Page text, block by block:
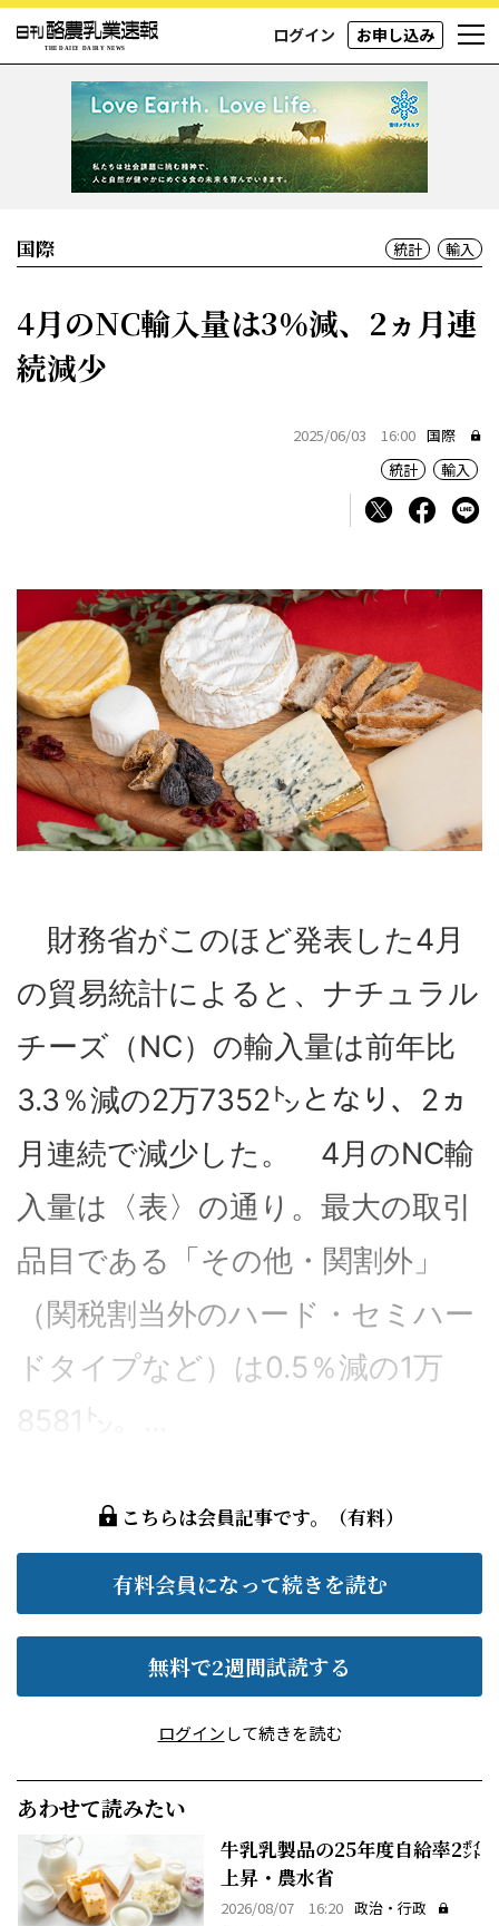
ログイン お申し込み
国際 統計 輸入
4月のNC輸入量は3％減、2ヵ月連
続減少
2025/06/03 16:00 国際
統計
輸入
財務省がこのほど発表した4月
の貿易統計によると、ナチュラル
チーズ（NC）の輸入量は前年比
3.3％減の2万7352㌧となり、2ヵ
月連続で減少した。 4月のNC輸
入量は〈表〉の通り。最大の取引
品目である「その他・関割外」
（関税割当外のハード・セミハー
ドタイプなど）は0.5％減の1万
8581㌧。...
こちらは会員記事です。（有料）
有料会員になって続きを読む
無料で2週間試読する
ログインして続きを読む
あわせて読みたい
牛乳乳製品の25年度自給率2㌽
上昇・農水省
2026/08/07 16:20 政治・行政